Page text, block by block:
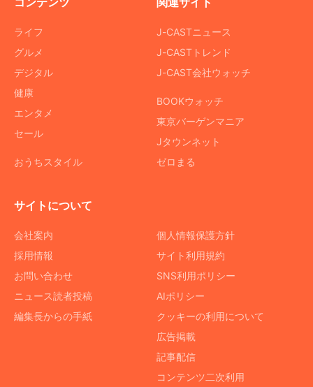
ライフ
グルメ
デジタル
健康
エンタメ
セール
おうちスタイル
J-CASTニュース
J-CASTトレンド
J-CAST会社ウォッチ
BOOKウォッチ
東京バーゲンマニア
Jタウンネット
ゼロまる
サイトについて
会社案内
採用情報
お問い合わせ
ニュース読者投稿
編集長からの手紙
個人情報保護方針
サイト利用規約
SNS利用ポリシー
AIポリシー
クッキーの利用について
広告掲載
記事配信
コンテンツ二次利用